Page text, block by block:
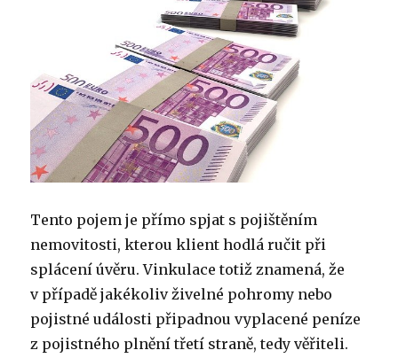
Tento pojem je přímo spjat s pojištěním
nemovitosti, kterou klient hodlá ručit při
splácení úvěru. Vinkulace totiž znamená, že
v případě jakékoliv živelné pohromy nebo
pojistné události připadnou vyplacené peníze
z pojistného plnění třetí straně, tedy věřiteli.